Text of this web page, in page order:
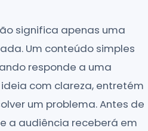
significa apenas uma
Um conteúdo simples
responde a uma
com clareza, entretém
um problema. Antes de
a audiência receberá em